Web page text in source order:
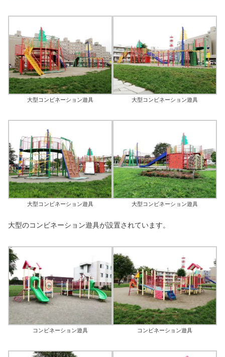
大型コンビネーション遊具 大型コンビネーション遊具
大型コンビネーション遊具 大型コンビネーション遊具
大型のコンビネーション遊具が設置されています。
コンビネーション遊具 コンビネーション遊具